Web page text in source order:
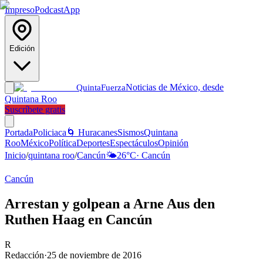
ImpresoPodcastApp
Edición
QuintaFuerzaNoticias de México, desde
Quintana Roo
Suscríbete gratis
PortadaPoliciaca 🌀 HuracanesSismosQuintana
RooMéxicoPolíticaDeportesEspectáculosOpinión
Inicio/quintana roo/Cancún🌤️26°C· Cancún
Cancún
Arrestan y golpean a Arne Aus den
Ruthen Haag en Cancún
R
Redacción·25 de noviembre de 2016